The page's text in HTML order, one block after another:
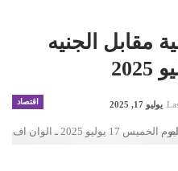
مقابل الجنيه
اقتصاد يوليو 17, 2025